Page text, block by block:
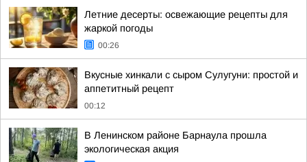
Летние десерты: освежающие рецепты для
жаркой погоды
00:26
Вкусные хинкали с сыром Сулугуни: простой и
аппетитный рецепт
00:12
В Ленинском районе Барнаула прошла
экологическая акция